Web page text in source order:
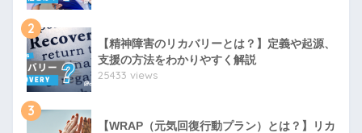
2
【精神障害のリカバリーとは？】定義や起源、
支援の方法をわかりやすく解説
25433 views
3
【WRAP（元気回復行動プラン）とは？】リカ